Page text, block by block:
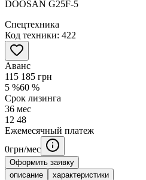
10
DOOSAN G25F-5
Спецтехника
Код техники: 422
Аванс
115 185 грн
5 %60 %
Срок лизинга
36 мес
12 48
Ежемесячный платеж
0грн/мес
Оформить заявку
описание
характеристики